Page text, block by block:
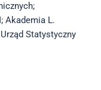
Akademia L.
Statystyczny